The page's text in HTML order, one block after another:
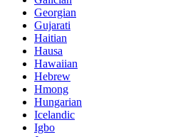
Georgian
Gujarati
Haitian
Hausa
Hawaiian
Hebrew
Hmong
Hungarian
Icelandic
Igbo